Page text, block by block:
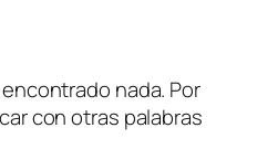
nada. Por
con otras palabras